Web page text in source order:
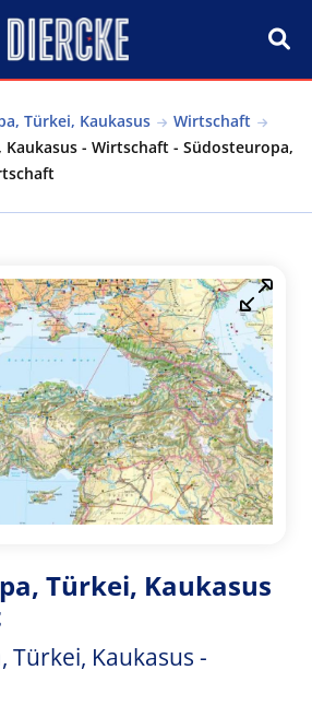
Türkei, Kaukasus
Wirtschaft
- Wirtschaft - Südosteuropa,
Türkei, Kaukasus
Türkei, Kaukasus -